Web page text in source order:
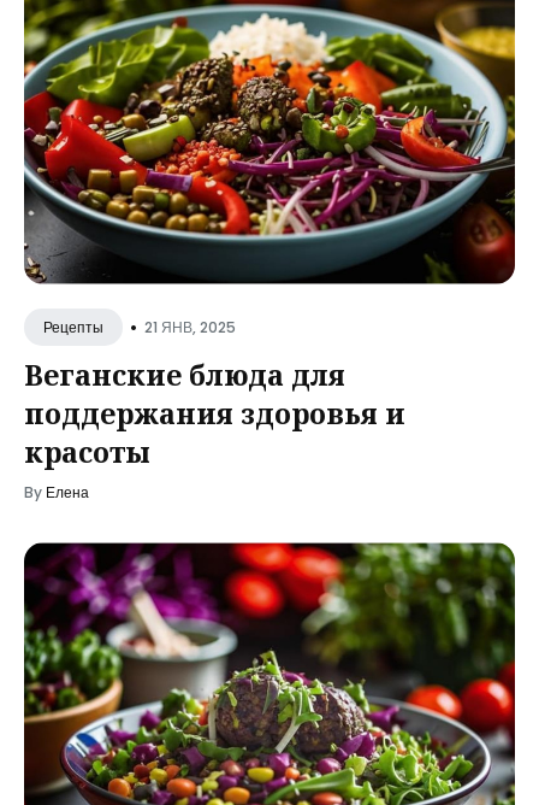
Рецепты • 21 ЯНВ, 2025
Веганские блюда для
поддержания здоровья и
красоты
By Елена